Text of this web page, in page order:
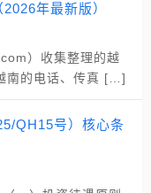
年最新版）
）收集整理的越
南的电话、传真 […]
QH15号）核心条